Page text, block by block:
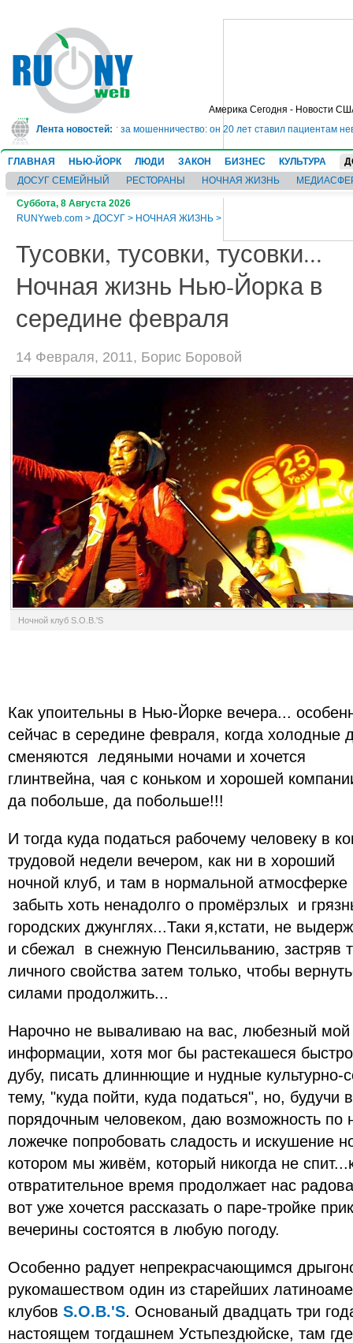
Америка Сегодня - Новости
Лента новостей:
в тюрьму на 10 лет за мошенничество: он 20 лет ставил пациентам
ГЛАВНАЯ НЬЮ-ЙОРК ЛЮДИ ЗАКОН БИЗНЕС КУЛЬТУРА
ДОСУГ СЕМЕЙНЫЙ
РЕСТОРАНЫ НОЧНАЯ ЖИЗНЬ
Суббота, 8 Августа 2026
RUNYweb.com > ДОСУГ > НОЧНАЯ ЖИЗНЬ >
Тусовки, тусовки, тусовки...
Ночная жизнь Нью-Йорка в
середине февраля
14 Февраля, 2011, Борис Боровой
Ночной клуб S.O.B.'S
Как упоительны в Нью-Йорке вечера...
сейчас в середине февраля, когда холодные
сменяются ледяными ночами и хочется
глинтвейна, чая с коньком и хорошей
да побольше, да побольше!!!
И тогда куда податься рабочему человеку в
трудовой недели вечером, как ни в хороший
ночной клуб, и там в нормальной атмосферке
забыть хоть ненадолго о промёрзлых и
городских джунглях...Таки я,кстати, не
и сбежал в снежную Пенсильванию, застряв
личного свойства затем только, чтобы
силами продолжить...
Нарочно не вываливаю на вас, любезный мой
информации, хотя мог бы растекашеся
дубу, писать длиннющие и нудные культурно-
тему, "куда пойти, куда податься", но, будучи
порядочным человеком, даю возможность по
ложечке попробовать сладость и искушение
котором мы живём, который никогда не
отвратительное время продолжает нас
вот уже хочется рассказать о паре-тройке
вечерины состоятся в любую погоду.
Особенно радует непрекрасчающимся
рукомашеством один из старейших
клубов S.O.B.'S. Основаный двадцать три
настоящем тогдашнем Устьпездюйске, там